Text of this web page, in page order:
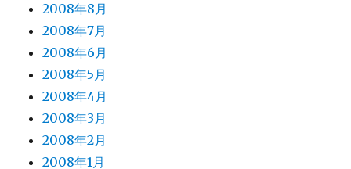
2008年8月
2008年7月
2008年6月
2008年5月
2008年4月
2008年3月
2008年2月
2008年1月